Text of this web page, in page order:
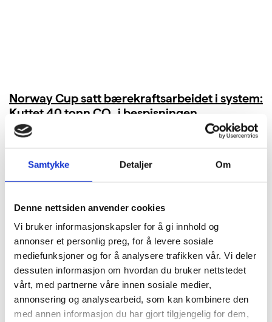
Samtykke Detaljer Om
Denne nettsiden anvender cookies
Vi bruker informasjonskapsler for å gi innhold og
annonser et personlig preg, for å levere sosiale
mediefunksjoner og for å analysere trafikken vår. Vi deler
dessuten informasjon om hvordan du bruker nettstedet
vårt, med partnerne våre innen sosiale medier,
annonsering og analysearbeid, som kan kombinere den
med annen informasjon du har gjort tilgjengelig for dem,
Norway Cup satt bærekraftsarbeidet i system:
Kuttet 40 tonn CO₂ i bespisningen